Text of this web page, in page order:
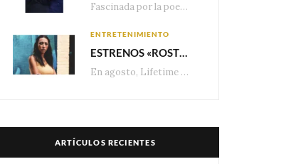
Fascinada por la poesía de las estrellas, la Maison Van Cleef & Arpels celebra la llegada de las…
ENTRETENIMIENTO
ESTRENOS «ROSTROS DEL ENGAÑO», ESPECIAL DE LIFETIME MOVIES DONDE NADA NI NADIE ES LO QUE PARECE
En agosto, Lifetime presenta estrenos exclusivos con historias donde las apariencias esconden los secretos más…
ARTÍCULOS RECIENTES